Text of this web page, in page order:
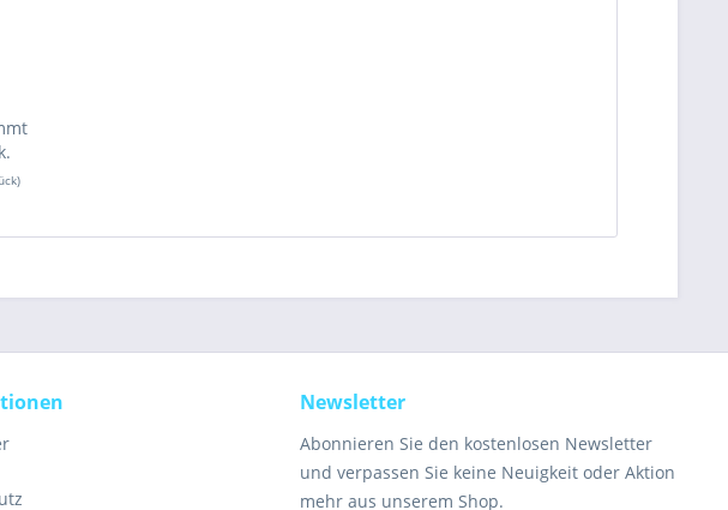
Newsletter
Abonnieren Sie den kostenlosen Newsletter
und verpassen Sie keine Neuigkeit oder Aktion
mehr aus unserem Shop.